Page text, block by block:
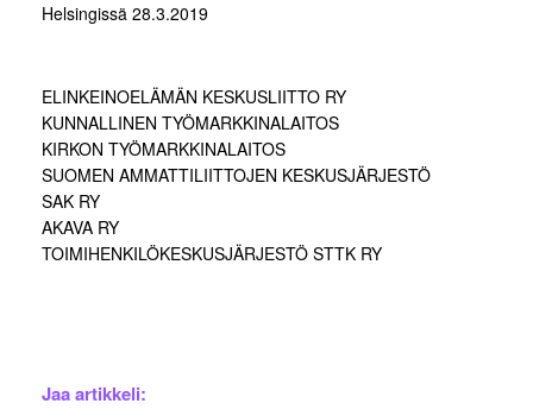
Helsingissä 28.3.2019
ELINKEINOELÄMÄN KESKUSLIITTO RY
KUNNALLINEN TYÖMARKKINALAITOS
KIRKON TYÖMARKKINALAITOS
SUOMEN AMMATTILIITTOJEN KESKUSJÄRJESTÖ
SAK RY
AKAVA RY
TOIMIHENKILÖKESKUSJÄRJESTÖ STTK RY
Jaa artikkeli: